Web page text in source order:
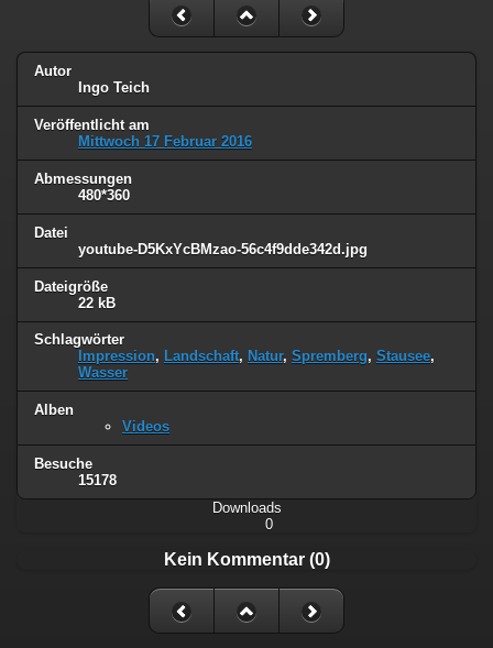
Autor
Ingo Teich
Veröffentlicht am
Mittwoch 17 Februar 2016
Abmessungen
480*360
Datei
youtube-D5KxYcBMzao-56c4f9dde342d.jpg
Dateigröße
22 kB
Schlagwörter
Impression, Landschaft, Natur, Spremberg, Stausee,
Wasser
Alben
Videos
Besuche
15178
Downloads
0
Kein Kommentar (0)